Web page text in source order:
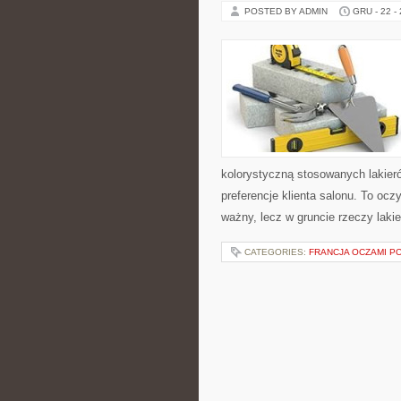
POSTED BY ADMIN GRU - 22 -
kolorystyczną stosowanych
preferencje klienta salonu. To
ważny, lecz w gruncie rzeczy
CATEGORIES: FRANCJA OCZAMI